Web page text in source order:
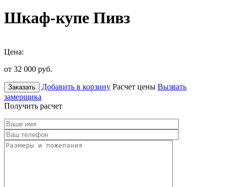
Шкаф-купе Пивз
Цена:
от 32 000 руб.
Заказать Добавить в корзину Расчет цены Вызвать
замерщика
Получить расчет